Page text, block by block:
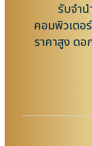
รับจำ
คอมพิวเตอ
ราคาสูง ดอ